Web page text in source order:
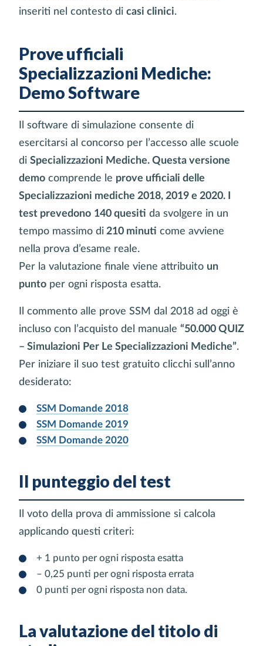
inseriti nel contesto di casi clinici.
Prove ufficiali
Specializzazioni Mediche:
Demo Software
Il software di simulazione consente di
esercitarsi al concorso per l’accesso alle scuole
di Specializzazioni Mediche. Questa versione
demo comprende le prove ufficiali delle
Specializzazioni mediche 2018, 2019 e 2020. I
test prevedono 140 quesiti da svolgere in un
tempo massimo di 210 minuti come avviene
nella prova d’esame reale.
Per la valutazione finale viene attribuito un
punto per ogni risposta esatta.
Il commento alle prove SSM dal 2018 ad oggi è
incluso con l’acquisto del manuale “50.000 QUIZ
– Simulazioni Per Le Specializzazioni Mediche”.
Per iniziare il suo test gratuito clicchi sull’anno
desiderato:
SSM Domande 2018
SSM Domande 2019
SSM Domande 2020
Il punteggio del test
Il voto della prova di ammissione si calcola
applicando questi criteri:
+ 1 punto per ogni risposta esatta
– 0,25 punti per ogni risposta errata
0 punti per ogni risposta non data.
La valutazione del titolo di